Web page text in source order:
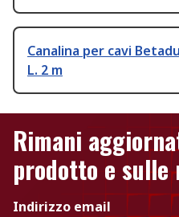
Canalina per cavi
L. 2 m
Rimani
prodotto e
Indirizzo email